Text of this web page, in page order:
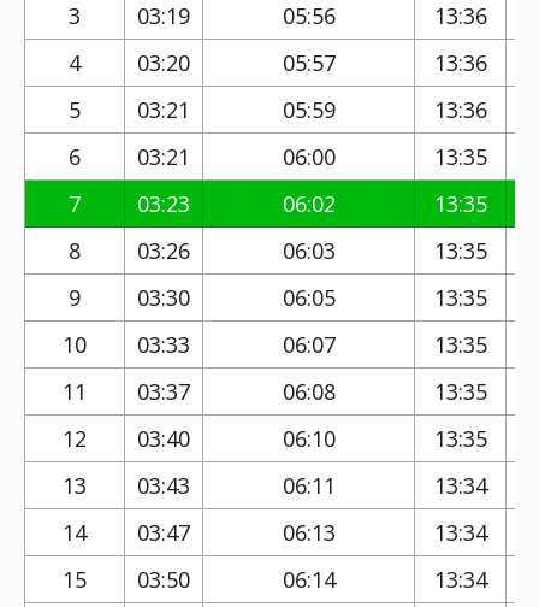
3
03:19 05:56 13:36
4
03:20 05:57 13:36
5
03:21 05:59 13:36
6
03:21 06:00 13:35
7
03:23 06:02 13:35
8
03:26 06:03 13:35
9
03:30 06:05 13:35
10
03:33 06:07 13:35
11
03:37 06:08 13:35
12
03:40 06:10 13:35
13
03:43 06:11 13:34
14
03:47 06:13 13:34
15
03:50 06:14 13:34